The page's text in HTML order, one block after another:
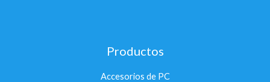
Productos
Accesorios de PC